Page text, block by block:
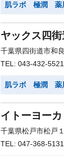
肌ラボ 極潤 薬用
ヤックス四
千葉県四街道市和
TEL: 043-432-5521
肌ラボ 極潤 薬用
イトーヨー
千葉県松戸市松戸
TEL: 047-368-5131